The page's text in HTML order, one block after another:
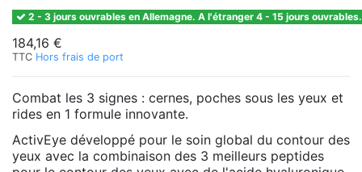
2 - 3 jours ouvrables en Allemagne. A l'étranger 4 - 15 jours ouvrables.
184,16 €
TTC Hors frais de port
Combat les 3 signes : cernes, poches sous les yeux et
rides en 1 formule innovante.
ActivEye développé pour le soin global du contour des
yeux avec la combinaison des 3 meilleurs peptides